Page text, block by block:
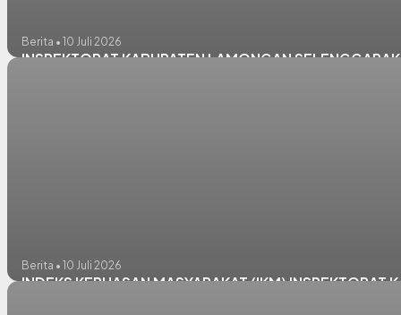
Berita • 10 Juli 2026
INSPEKTORAT KABUPATEN LAMONGAN
Berita • 10 Juli 2026
INDEKS KEPUASAN MASYARAKAT (IKM) INSPEKTORAT